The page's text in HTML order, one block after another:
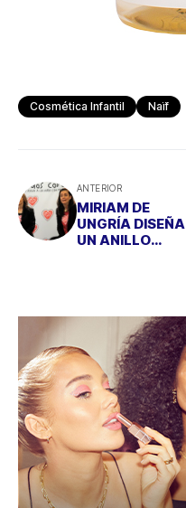
Cosmética Infantil Naïf
ANTERIOR
MIRIAM DE
UNGRÍA DISEÑA
UN ANILLO